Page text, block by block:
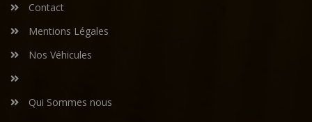
Contact
Mentions Légales
Nos Véhicules
Qui Sommes nous